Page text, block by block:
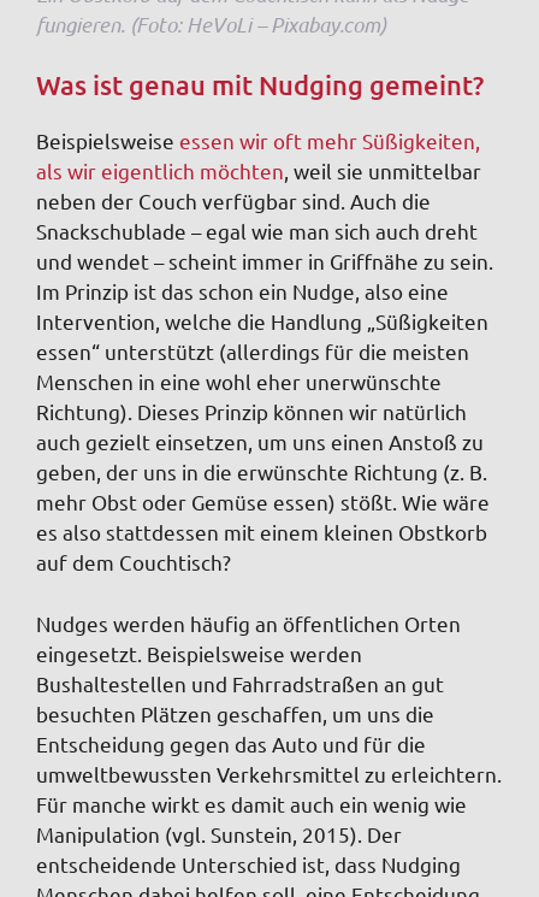
fungieren. (Foto: HeVoLi – Pixabay.com)
Was ist genau mit Nudging gemeint?
Beispielsweise essen wir oft mehr Süßigkeiten,
als wir eigentlich möchten, weil sie unmittelbar
neben der Couch verfügbar sind. Auch die
Snackschublade – egal wie man sich auch dreht
und wendet – scheint immer in Griffnähe zu sein.
Im Prinzip ist das schon ein Nudge, also eine
Intervention, welche die Handlung „Süßigkeiten
essen“ unterstützt (allerdings für die meisten
Menschen in eine wohl eher unerwünschte
Richtung). Dieses Prinzip können wir natürlich
auch gezielt einsetzen, um uns einen Anstoß zu
geben, der uns in die erwünschte Richtung (z. B.
mehr Obst oder Gemüse essen) stößt. Wie wäre
es also stattdessen mit einem kleinen Obstkorb
auf dem Couchtisch?
Nudges werden häufig an öffentlichen Orten
eingesetzt. Beispielsweise werden
Bushaltestellen und Fahrradstraßen an gut
besuchten Plätzen geschaffen, um uns die
Entscheidung gegen das Auto und für die
umweltbewussten Verkehrsmittel zu erleichtern.
Für manche wirkt es damit auch ein wenig wie
Manipulation (vgl. Sunstein, 2015). Der
entscheidende Unterschied ist, dass Nudging